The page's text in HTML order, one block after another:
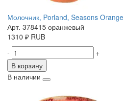
Молочник, Porland, Seasons
Арт. 378415 оранжевый
1310 ₽ RUB
-
+
В корзину
В наличии